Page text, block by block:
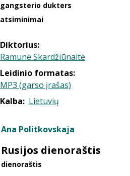
gangsterio dukters
atsiminimai
Diktorius:
Ramunė Skardžiūnaitė
Leidinio formatas:
MP3 (garso įrašas)
Kalba: Lietuvių
Ana Politkovskaja
Rusijos dienoraštis
dienoraštis